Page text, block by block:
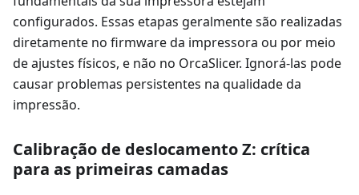
configurados. Essas etapas geralmente são realizadas
diretamente no firmware da impressora ou por meio
de ajustes físicos, e não no OrcaSlicer. Ignorá-las pode
causar problemas persistentes na qualidade da
impressão.
Calibração de deslocamento Z: crítica
para as primeiras camadas